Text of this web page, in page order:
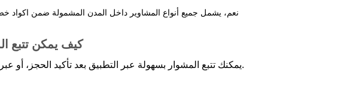
نعم، يشمل جميع أنواع المشاوير داخل المدن المشمولة ضمن
كيف يمكن تتبع
يمكنك تتبع المشوار بسهولة عبر التطبيق بعد تأكيد الحجز، أو عبر صفحة الطلبات في الموقع.